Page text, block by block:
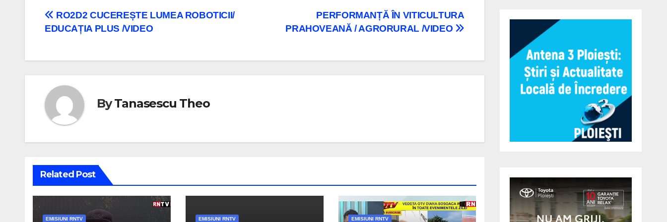
Navigare
articole
PERFORMANȚĂ ÎN VITICULTURA
PRAHOVEANĂ / AGRORURAL /VIDEO
RO2D2 CUCEREȘTE LUMEA ROBOTICII/
EDUCAȚIA PLUS /VIDEO
ByTanasescu Theo
Related Post
EMISIUNI RNTV EMISIUNI RNTV EMISIUNI RNTV